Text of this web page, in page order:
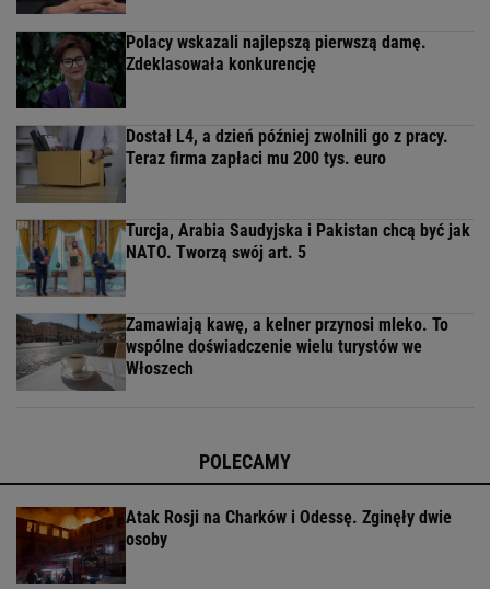
Polacy wskazali najlepszą pierwszą damę.
Zdeklasowała konkurencję
Dostał L4, a dzień później zwolnili go z pracy.
Teraz firma zapłaci mu 200 tys. euro
Turcja, Arabia Saudyjska i Pakistan chcą być jak
NATO. Tworzą swój art. 5
Zamawiają kawę, a kelner przynosi mleko. To
wspólne doświadczenie wielu turystów we
Włoszech
POLECAMY
Atak Rosji na Charków i Odessę. Zginęły dwie
osoby